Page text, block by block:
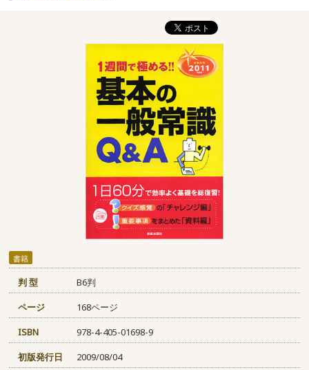
書籍
判 型
B6判
ページ
168ページ
ISBN
978-4-405-01698-9
初版発行日
2009/08/04